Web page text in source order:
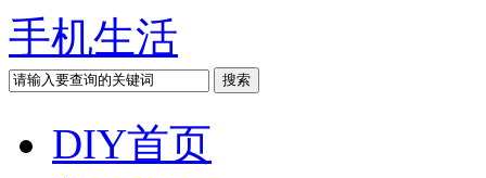
手机生活
DIY首页